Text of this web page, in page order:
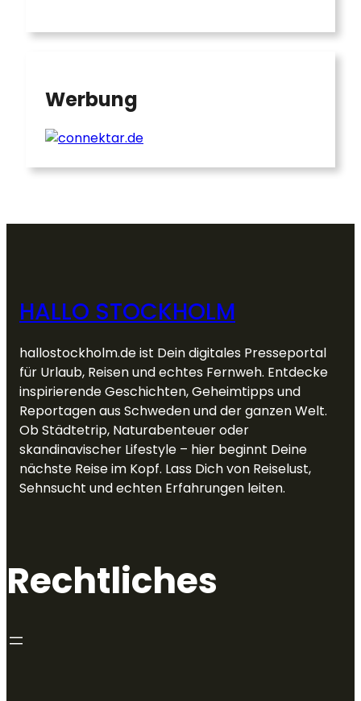
Werbung
HALLO STOCKHOLM
hallostockholm.de ist Dein digitales Presseportal
für Urlaub, Reisen und echtes Fernweh. Entdecke
inspirierende Geschichten, Geheimtipps und
Reportagen aus Schweden und der ganzen Welt.
Ob Städtetrip, Naturabenteuer oder
skandinavischer Lifestyle – hier beginnt Deine
nächste Reise im Kopf. Lass Dich von Reiselust,
Sehnsucht und echten Erfahrungen leiten.
Rechtliches